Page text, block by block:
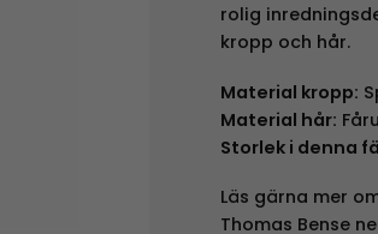
rolig
kropp och hår.
Material kropp:
Material hår:
Storlek i denna
Läs gärna mer
Thomas Bense